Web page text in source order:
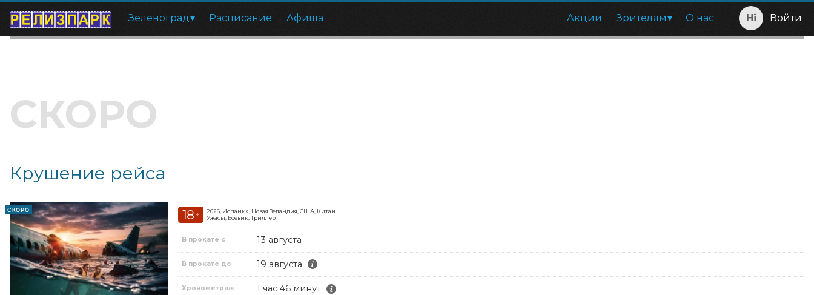
Зеленоград Расписание Афиша Акции Зрителям О нас Войти
СКОРО
Крушение рейса
СКОРО 18 +
2026, Испания, Новая Зеландия, США, Китай
Ужасы, Боевик, Триллер
В прокате с 13 августа
В прокате до 19 августа
Хронометраж 1 час 46 минут